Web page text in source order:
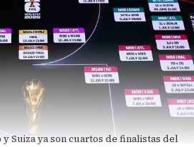
y Suiza ya son cuartos de finalistas del